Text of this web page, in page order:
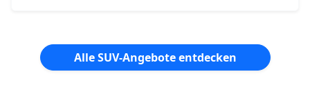
Alle SUV-Angebote entdecken